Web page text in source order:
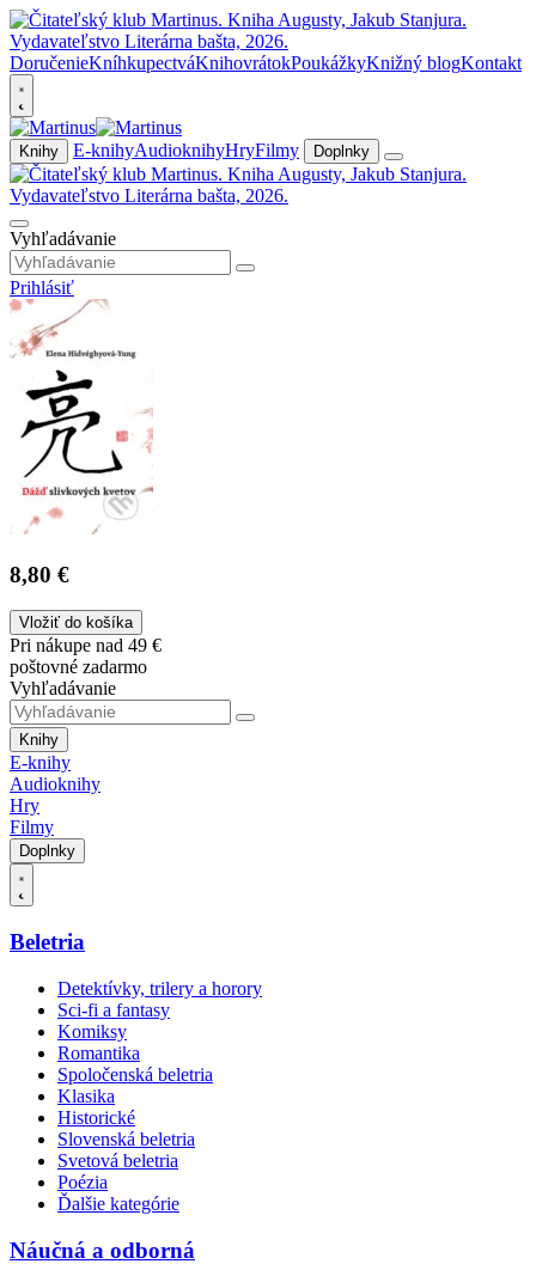
DoručenieKníhkupectváKnihovrátokPoukážkyKnižný blogKontakt
Knihy E-knihyAudioknihyHryFilmy Doplnky
Vyhľadávanie
Prihlásiť
8,80 €
Vložiť do košíka
Pri nákupe nad 49 €
poštovné zadarmo
Vyhľadávanie
Knihy
E-knihy
Audioknihy
Hry
Filmy
Doplnky
Beletria
Detektívky, trilery a horory
Sci-fi a fantasy
Komiksy
Romantika
Spoločenská beletria
Klasika
Historické
Slovenská beletria
Svetová beletria
Poézia
Ďalšie kategórie
Náučná a odborná